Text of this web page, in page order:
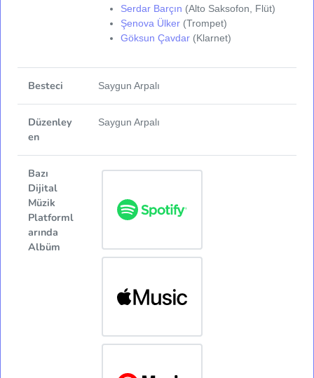
Serdar Barçın (Alto Saksofon, Flüt)
Şenova Ülker (Trompet)
Göksun Çavdar (Klarnet)
Besteci Saygun Arpalı
Düzenley
en
Saygun Arpalı
Bazı
Dijital
Müzik
Platforml
arında
Albüm